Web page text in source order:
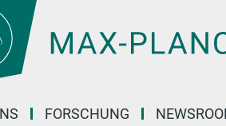
FORSCHUNG